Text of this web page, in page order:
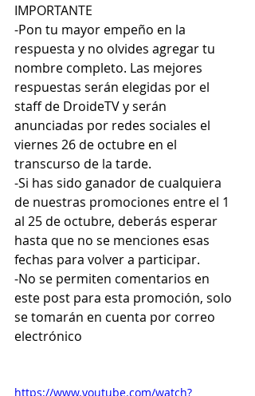
IMPORTANTE
-Pon tu mayor empeño en la
respuesta y no olvides agregar tu
nombre completo. Las mejores
respuestas serán elegidas por el
staff de DroideTV y serán
anunciadas por redes sociales el
viernes 26 de octubre en el
transcurso de la tarde.
-Si has sido ganador de cualquiera
de nuestras promociones entre el 1
al 25 de octubre, deberás esperar
hasta que no se menciones esas
fechas para volver a participar.
-No se permiten comentarios en
este post para esta promoción, solo
se tomarán en cuenta por correo
electrónico
https://www.youtube.com/watch?